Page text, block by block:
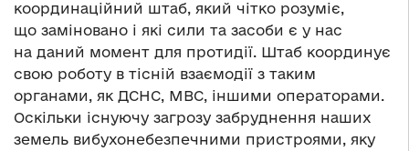
координаційний штаб, який чітко розуміє,
що заміновано і які сили та засоби є у нас
на даний момент для протидії. Штаб координує
свою роботу в тісній взаємодії з таким
органами, як ДСНС, МВС, іншими операторами.
Оскільки існуючу загрозу забруднення наших
земель вибухонебезпечними пристроями, яку